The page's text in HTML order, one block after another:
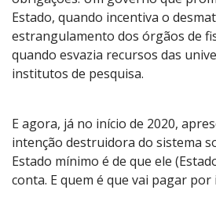
Estado, quando incentiva o
estrangulamento dos órgãos de
quando esvazia recursos das
institutos de pesquisa.
E agora, já no início de 2020,
intenção destruidora do sistema
Estado mínimo é de que ele
conta. E quem é que vai pagar por